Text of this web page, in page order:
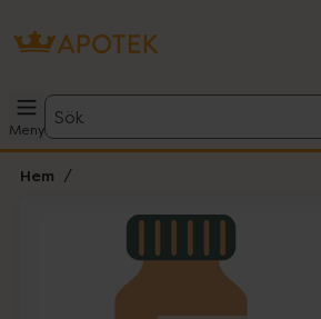
Meny
Sök
Hem
Lista: . Innehåller 1 objekt.